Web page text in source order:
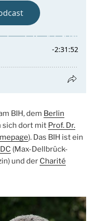
BIH, dem Berlin
sich dort mit Prof. Dr.
). Das BIH ist ein
(Max-Dellbrück-
und der Charité